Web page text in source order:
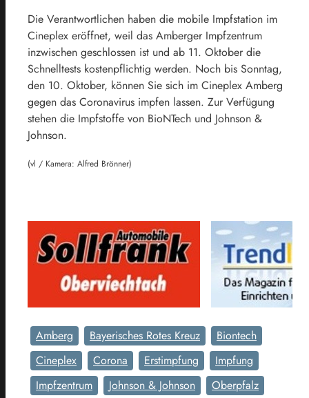
Die Verantwortlichen haben die mobile Impfstation im
Cineplex eröffnet, weil das Amberger Impfzentrum
inzwischen geschlossen ist und ab 11. Oktober die
Schnelltests kostenpflichtig werden. Noch bis Sonntag,
den 10. Oktober, können Sie sich im Cineplex Amberg
gegen das Coronavirus impfen lassen. Zur Verfügung
stehen die Impfstoffe von BioNTech und Johnson &
Johnson.
(vl / Kamera: Alfred Brönner)
Amberg Bayerisches Rotes Kreuz
Biontech
Cineplex
Corona Erstimpfung
Impfung
Impfzentrum
Johnson & Johnson
Oberpfalz